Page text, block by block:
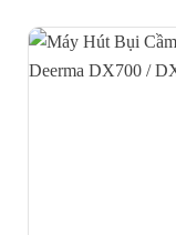
– Khay chứa bụi